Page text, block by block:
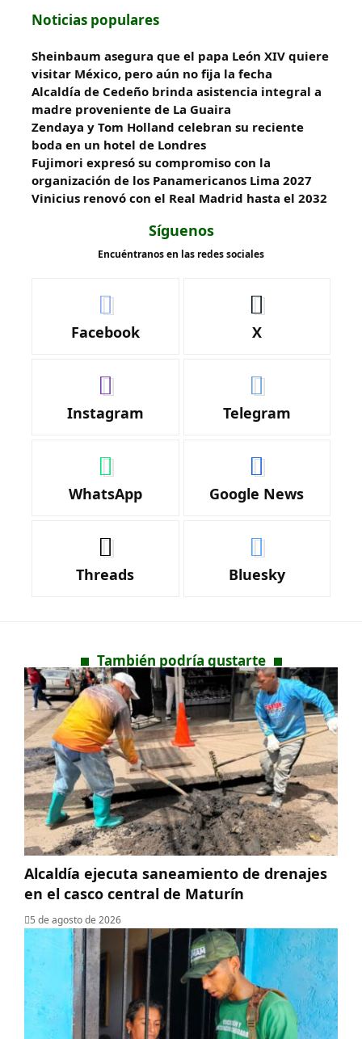
Noticias populares
Sheinbaum asegura que el papa León XIV quiere
visitar México, pero aún no fija la fecha
Alcaldía de Cedeño brinda asistencia integral a
madre proveniente de La Guaira
Zendaya y Tom Holland celebran su reciente
boda en un hotel de Londres
Fujimori expresó su compromiso con la
organización de los Panamericanos Lima 2027
Vinicius renovó con el Real Madrid hasta el 2032
Síguenos
Encuéntranos en las redes sociales
Facebook X
Instagram Telegram
WhatsApp Google News
Threads Bluesky
También podría gustarte
Alcaldía ejecuta saneamiento de drenajes
en el casco central de Maturín
5 de agosto de 2026